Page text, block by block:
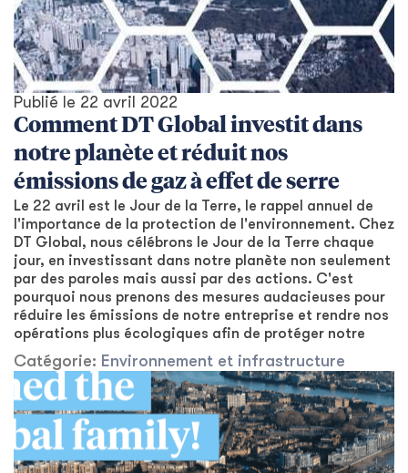
Publié le 22 avril 2022
Comment DT Global investit dans
notre planète et réduit nos
émissions de gaz à effet de serre
Le 22 avril est le Jour de la Terre, le rappel annuel de
l'importance de la protection de l'environnement. Chez
DT Global, nous célébrons le Jour de la Terre chaque
jour, en investissant dans notre planète non seulement
par des paroles mais aussi par des actions. C'est
pourquoi nous prenons des mesures audacieuses pour
réduire les émissions de notre entreprise et rendre nos
opérations plus écologiques afin de protéger notre
Catégorie: Environnement et infrastructure